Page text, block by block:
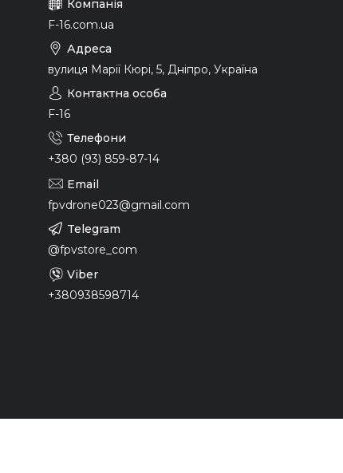
F-16.com.ua
вулиця Марії Кюрі, 5, Дніпро, Україна
F-16
+380 (93) 859-87-14
fpvdrone023@gmail.com
@fpvstore_com
+380938598714